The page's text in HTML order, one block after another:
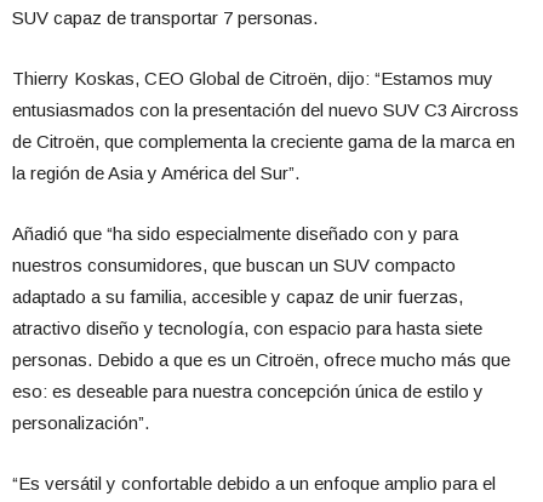
SUV capaz de transportar 7 personas.
Thierry Koskas, CEO Global de Citroën, dijo: “Estamos muy
entusiasmados con la presentación del nuevo SUV C3 Aircross
de Citroën, que complementa la creciente gama de la marca en
la región de Asia y América del Sur”.
Añadió que “ha sido especialmente diseñado con y para
nuestros consumidores, que buscan un SUV compacto
adaptado a su familia, accesible y capaz de unir fuerzas,
atractivo diseño y tecnología, con espacio para hasta siete
personas. Debido a que es un Citroën, ofrece mucho más que
eso: es deseable para nuestra concepción única de estilo y
personalización”.
“Es versátil y confortable debido a un enfoque amplio para el